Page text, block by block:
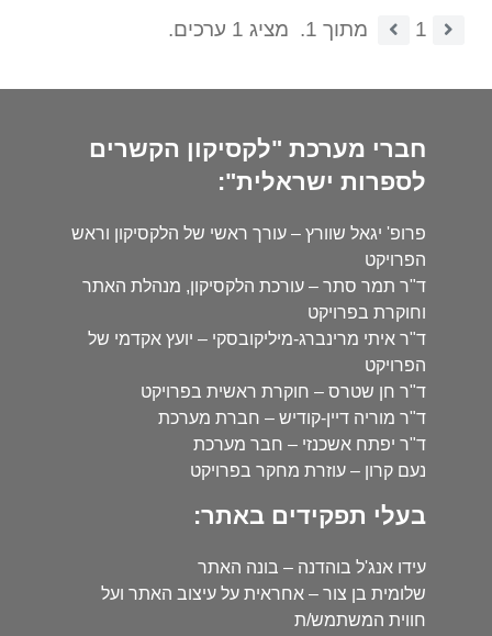
1 מתוך 1. מציג 1 ערכים.
חברי מערכת "לקסיקון הקשרים
לספרות ישראלית":
פרופ' יגאל שוורץ – עורך ראשי של הלקסיקון וראש
הפרויקט
ד"ר תמר סתר – עורכת הלקסיקון, מנהלת האתר
וחוקרת בפרויקט
ד"ר איתי מרינברג-מיליקובסקי – יועץ אקדמי של
הפרויקט
ד"ר חן שטרס – חוקרת ראשית בפרויקט
ד"ר מוריה דיין-קודיש – חברת מערכת
ד"ר יפתח אשכנזי – חבר מערכת
נעם קרון – עוזרת מחקר בפרויקט
בעלי תפקידים באתר:
עידו אנג'ל בוהדנה – בונה האתר
שלומית בן צור – אחראית על עיצוב האתר ועל
חווית המשתמש/ת